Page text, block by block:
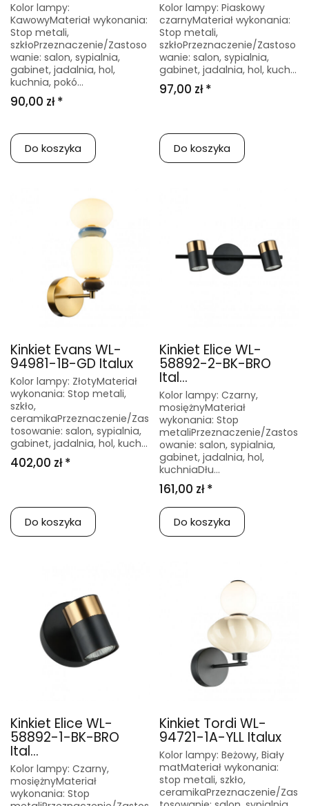
Kolor lampy:
KawowyMateriał wykonania:
Stop metali,
szkłoPrzeznaczenie/Zastoso
wanie: salon, sypialnia,
gabinet, jadalnia, hol,
kuchnia, pokó...
90,00 zł *
Do koszyka
Kolor lampy: Piaskowy
czarnyMateriał wykonania:
Stop metali,
szkłoPrzeznaczenie/Zastoso
wanie: salon, sypialnia,
gabinet, jadalnia, hol, kuch...
97,00 zł *
Do koszyka
Kinkiet Evans WL-
94981-1B-GD Italux
Kolor lampy: ZłotyMateriał
wykonania: Stop metali,
szkło,
ceramikaPrzeznaczenie/Zas
tosowanie: salon, sypialnia,
gabinet, jadalnia, hol, kuch...
402,00 zł *
Do koszyka
Kinkiet Elice WL-
58892-2-BK-BRO
Ital...
Kolor lampy: Czarny,
mosiężnyMateriał
wykonania: Stop
metaliPrzeznaczenie/Zastos
owanie: salon, sypialnia,
gabinet, jadalnia, hol,
kuchniaDłu...
161,00 zł *
Do koszyka
Kinkiet Elice WL-
58892-1-BK-BRO
Ital...
Kolor lampy: Czarny,
mosiężnyMateriał
wykonania: Stop
Kinkiet Tordi WL-
94721-1A-YLL Italux
Kolor lampy: Beżowy, Biały
matMateriał wykonania:
stop metali, szkło,
ceramikaPrzeznaczenie/Zas